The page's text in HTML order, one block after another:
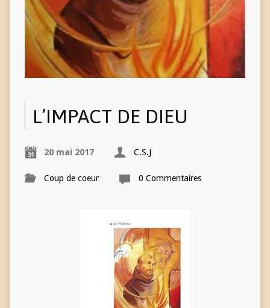
L’IMPACT DE DIEU
20 mai 2017 C.S.J
Coup de coeur 0 Commentaires